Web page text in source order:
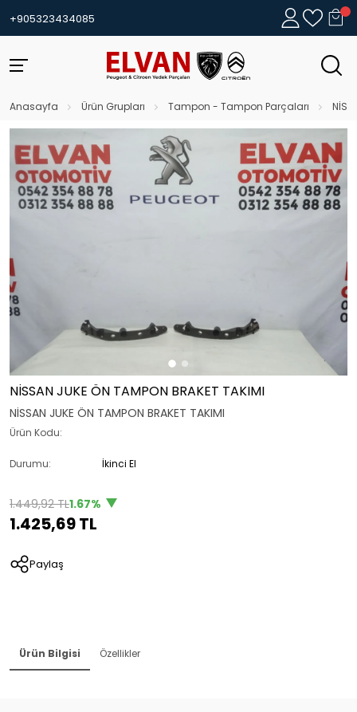
+905323434085
Anasayfa Ürün Grupları Tampon - Tampon Parçaları
NİSSAN JUKE ÖN TAMPON BRAKET TAKIMI
NİSSAN JUKE ÖN TAMPON BRAKET TAKIMI
Ürün Kodu:
Durumu: İkinci El
1.449,92 TL1.67%
1.425,69 TL
Paylaş
Ürün Bilgisi Özellikler